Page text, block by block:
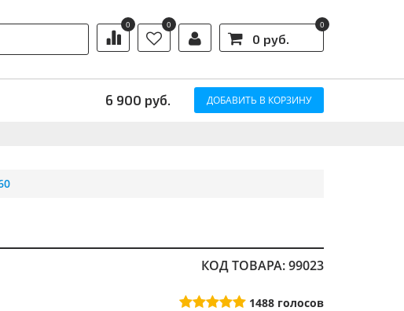
0 0
0 руб.
0
ДОБАВИТЬ В КОРЗИНУ
6 900 руб.
КОД ТОВАРА: 99023
1488 голосов